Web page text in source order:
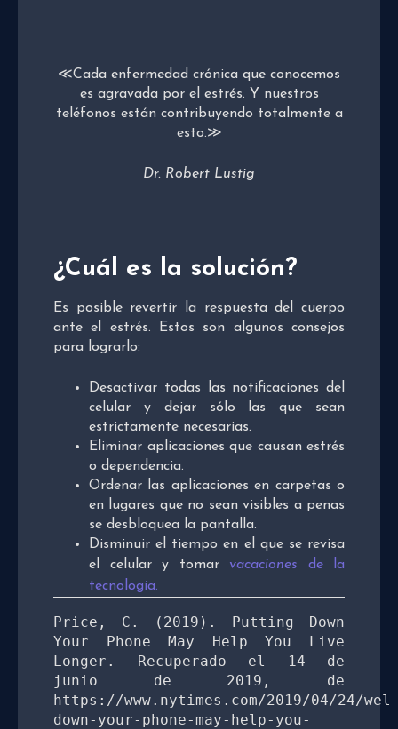
≪Cada enfermedad crónica que conocemos
es agravada por el estrés. Y nuestros
teléfonos están contribuyendo totalmente a
esto.≫
Dr. Robert Lustig
¿Cuál es la solución?
Es posible revertir la respuesta del cuerpo
ante el estrés. Estos son algunos consejos
para lograrlo:
Desactivar todas las notificaciones del
celular y dejar sólo las que sean
estrictamente necesarias.
Eliminar aplicaciones que causan estrés
o dependencia.
Ordenar las aplicaciones en carpetas o
en lugares que no sean visibles a penas
se desbloquea la pantalla.
Disminuir el tiempo en el que se revisa
el celular y tomar vacaciones de la
tecnología.
Price, C. (2019). Putting Down
Your Phone May Help You Live
Longer. Recuperado el 14 de
junio de 2019, de
https://www.nytimes.com/2019/04/24/
down-your-phone-may-help-you-